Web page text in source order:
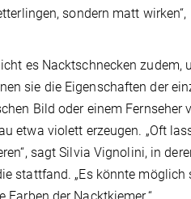
sondern matt wirken“,
es Nacktschnecken zudem,
sie die Eigenschaften der
Bild oder einem Fernseher
etwa violett erzeugen. „Oft
sagt Silvia Vignolini, in
stattfand. „Es könnte
Farben der Nacktkiemer.“